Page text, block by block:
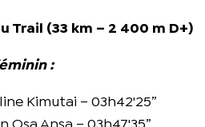
Trail (33 km – 2 400 m D+)
:
Kimutai – 03h42'25”